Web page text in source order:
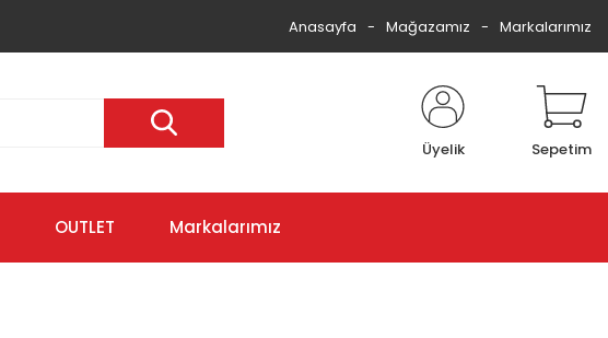
Anasayfa Mağazamız Markalarımız
Üyelik Sepetim
OUTLET Markalarımız